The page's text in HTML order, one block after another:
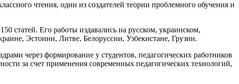
чтения, один из создателей теории проблемного обучения и
статей. Его работы издавались на русском, украинском,
Эстонии, Литве, Белоруссии, Узбекистане, Грузии.
через формирование у студентов, педагогических работников
за счет применения современных педагогических технологий,